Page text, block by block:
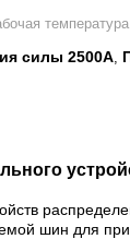
силы 2500A,
шин для